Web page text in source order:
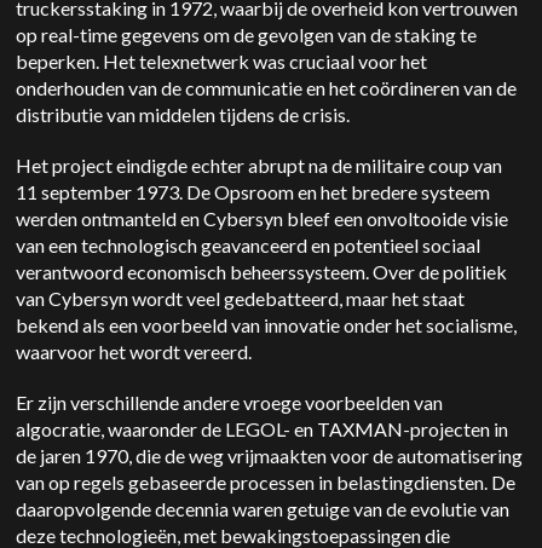
truckersstaking in 1972, waarbij de overheid kon vertrouwen
op real-time gegevens om de gevolgen van de staking te
beperken. Het telexnetwerk was cruciaal voor het
onderhouden van de communicatie en het coördineren van de
distributie van middelen tijdens de crisis.
Het project eindigde echter abrupt na de militaire coup van
11 september 1973. De Opsroom en het bredere systeem
werden ontmanteld en Cybersyn bleef een onvoltooide visie
van een technologisch geavanceerd en potentieel sociaal
verantwoord economisch beheerssysteem. Over de politiek
van Cybersyn wordt veel gedebatteerd, maar het staat
bekend als een voorbeeld van innovatie onder het socialisme,
waarvoor het wordt vereerd.
Er zijn verschillende andere vroege voorbeelden van
algocratie, waaronder de LEGOL- en TAXMAN-projecten in
de jaren 1970, die de weg vrijmaakten voor de automatisering
van op regels gebaseerde processen in belastingdiensten. De
daaropvolgende decennia waren getuige van de evolutie van
deze technologieën, met bewakingstoepassingen die